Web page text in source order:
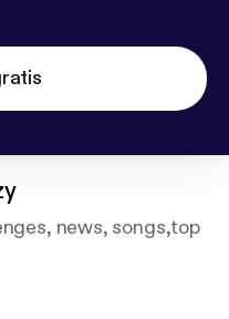
news, songs,top